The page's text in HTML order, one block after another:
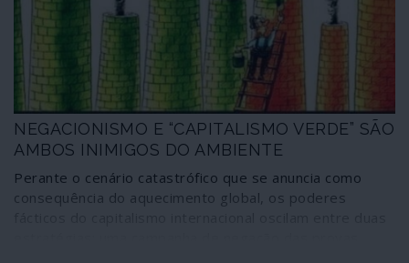
NEGACIONISMO E “CAPITALISMO VERDE” SÃO
AMBOS INIMIGOS DO AMBIENTE
Perante o cenário catastrófico que se anuncia como
consequência do aquecimento global, os poderes